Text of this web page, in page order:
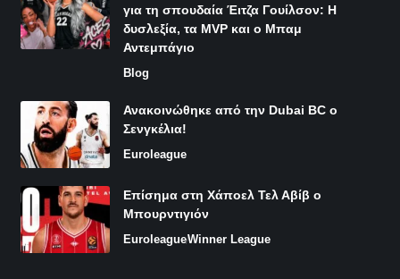
για τη σπουδαία Έιτζα Γουίλσον: Η
δυσλεξία, τα MVP και ο Μπαμ
Αντεμπάγιο
Blog
Ανακοινώθηκε από την Dubai BC ο
Σενγκέλια!
Euroleague
Επίσημα στη Χάποελ Τελ Αβίβ ο
Μπουρντιγιόν
EuroleagueWinner League